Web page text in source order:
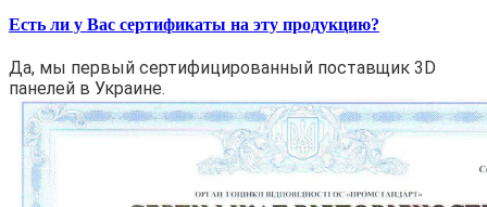
Есть ли у Вас сертификаты на эту продукцию?
Да, мы первый сертифицированный поставщик 3D
панелей в Украине.